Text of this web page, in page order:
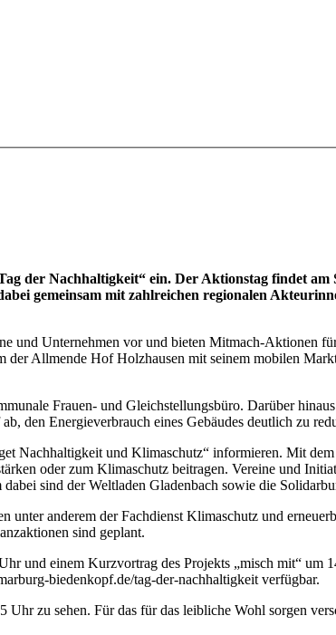
Nachhaltigkeit“ ein. Der Aktionstag findet am
gemeinsam mit zahlreichen regionalen
und Unternehmen vor und bieten Mitmach-Aktionen
Allmende Hof Holzhausen mit seinem mobilen
Frauen- und Gleichstellungsbüro. Darüber
den Energieverbrauch eines Gebäudes deutlich zu
Nachhaltigkeit und Klimaschutz“ informieren. Mit
oder zum Klimaschutz beitragen. Vereine und
sind der Weltladen Gladenbach sowie die
anderem der Fachdienst Klimaschutz und
sind geplant.
und einem Kurzvortrag des Projekts „misch mit“ um
biedenkopf.de/tag-der-nachhaltigkeit verfügbar.
zu sehen. Für das für das leibliche Wohl sorgen